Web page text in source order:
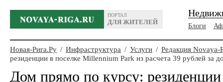
ПОРТАЛ
ДЛЯ ЖИТЕЛЕЙ
Блоги
Новая-Рига.Ру / Инфраструктура / Услуги / Редакция Novaya-
резиденции в поселке Millennium Park из расчета 39 рублей за
Дом прямо по курсу: